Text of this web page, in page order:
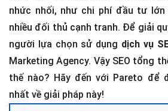
nhức nhối, như chi phí đầu tư lớn
nhiều đối thủ cạnh tranh. Để giải
người lựa chọn sử dụng dịch vụ
Marketing Agency. Vậy SEO tổng
thế nào? Hãy đến với Pareto để
nhất về giải pháp này!